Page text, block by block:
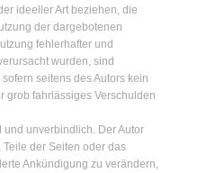
ideeller Art beziehen, die
der dargebotenen
fehlerhafter und
wurden, sind
seitens des Autors kein
grob fahrlässiges Verschulden
unverbindlich. Der Autor
der Seiten oder das
Ankündigung zu verändern,